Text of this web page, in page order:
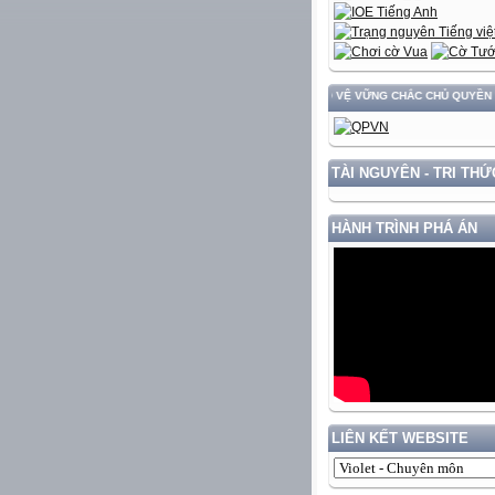
XÂY DỰNG VÀ PHÁT TRIỂN ĐẤT NƯỚC GẮN VỚI BẢO VỆ VỮNG CHẮC CHỦ QUYỀN VÀ
TÀI NGUYÊN - TRI
HÀNH TRÌNH PHÁ ÁN
LIÊN KẾT WEBSITE